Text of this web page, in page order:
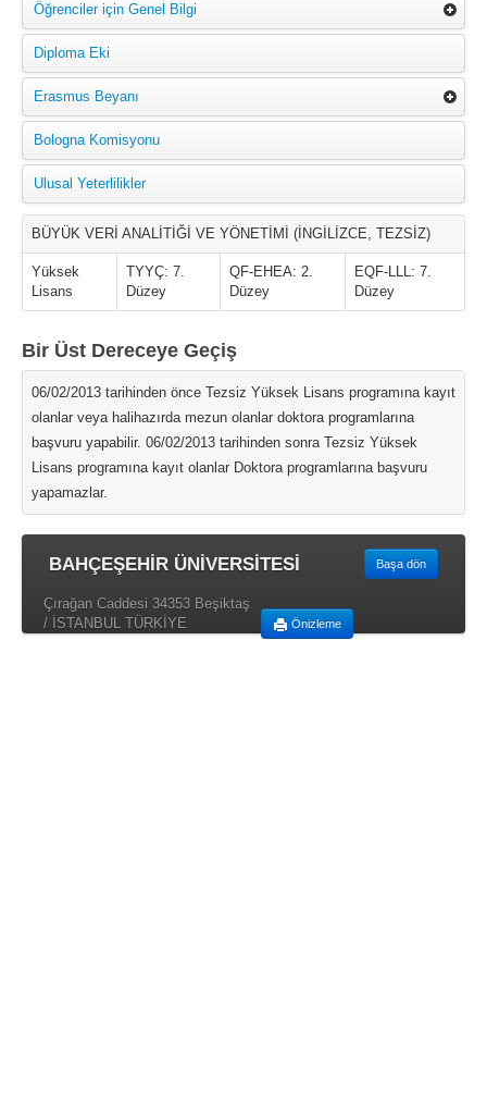
Öğrenciler için Genel Bilgi
Diploma Eki
Erasmus Beyanı
Bologna Komisyonu
Ulusal Yeterlilikler
BÜYÜK VERİ ANALİTİĞİ VE YÖNETİMİ (İNGİLİZCE, TEZSİZ)
Yüksek
Lisans
TYYÇ: 7.
Düzey
QF-EHEA: 2.
Düzey
EQF-LLL: 7.
Düzey
Bir Üst Dereceye Geçiş
06/02/2013 tarihinden önce Tezsiz Yüksek Lisans programına kayıt
olanlar veya halihazırda mezun olanlar doktora programlarına
başvuru yapabilir. 06/02/2013 tarihinden sonra Tezsiz Yüksek
Lisans programına kayıt olanlar Doktora programlarına başvuru
yapamazlar.
BAHÇEŞEHİR ÜNİVERSİTESİ Başa dön
Önizleme
Çırağan Caddesi 34353 Beşiktaş
/ İSTANBUL TÜRKİYE